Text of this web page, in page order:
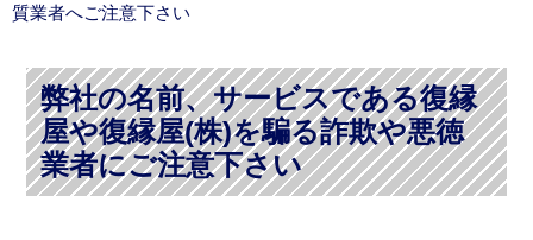
質業者へご注意下さい
弊社の名前、サービスである復縁
屋や復縁屋(株)を騙る詐欺や悪徳
業者にご注意下さい